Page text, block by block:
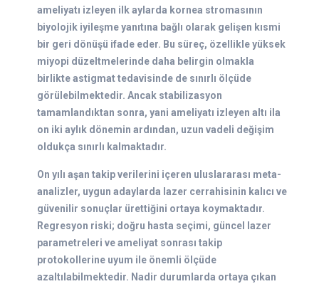
ameliyatı izleyen ilk aylarda kornea stromasının
biyolojik iyileşme yanıtına bağlı olarak gelişen kısmi
bir geri dönüşü ifade eder. Bu süreç, özellikle yüksek
miyopi düzeltmelerinde daha belirgin olmakla
birlikte astigmat tedavisinde de sınırlı ölçüde
görülebilmektedir. Ancak stabilizasyon
tamamlandıktan sonra, yani ameliyatı izleyen altı ila
on iki aylık dönemin ardından, uzun vadeli değişim
oldukça sınırlı kalmaktadır.
On yılı aşan takip verilerini içeren uluslararası meta-
analizler, uygun adaylarda lazer cerrahisinin kalıcı ve
güvenilir sonuçlar ürettiğini ortaya koymaktadır.
Regresyon riski; doğru hasta seçimi, güncel lazer
parametreleri ve ameliyat sonrası takip
protokollerine uyum ile önemli ölçüde
azaltılabilmektedir. Nadir durumlarda ortaya çıkan